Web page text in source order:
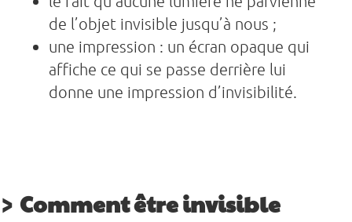
de l’objet invisible jusqu’à nous ;
une impression : un écran opaque qui
affiche ce qui se passe derrière lui
donne une impression d’invisibilité.
Comment être invisible